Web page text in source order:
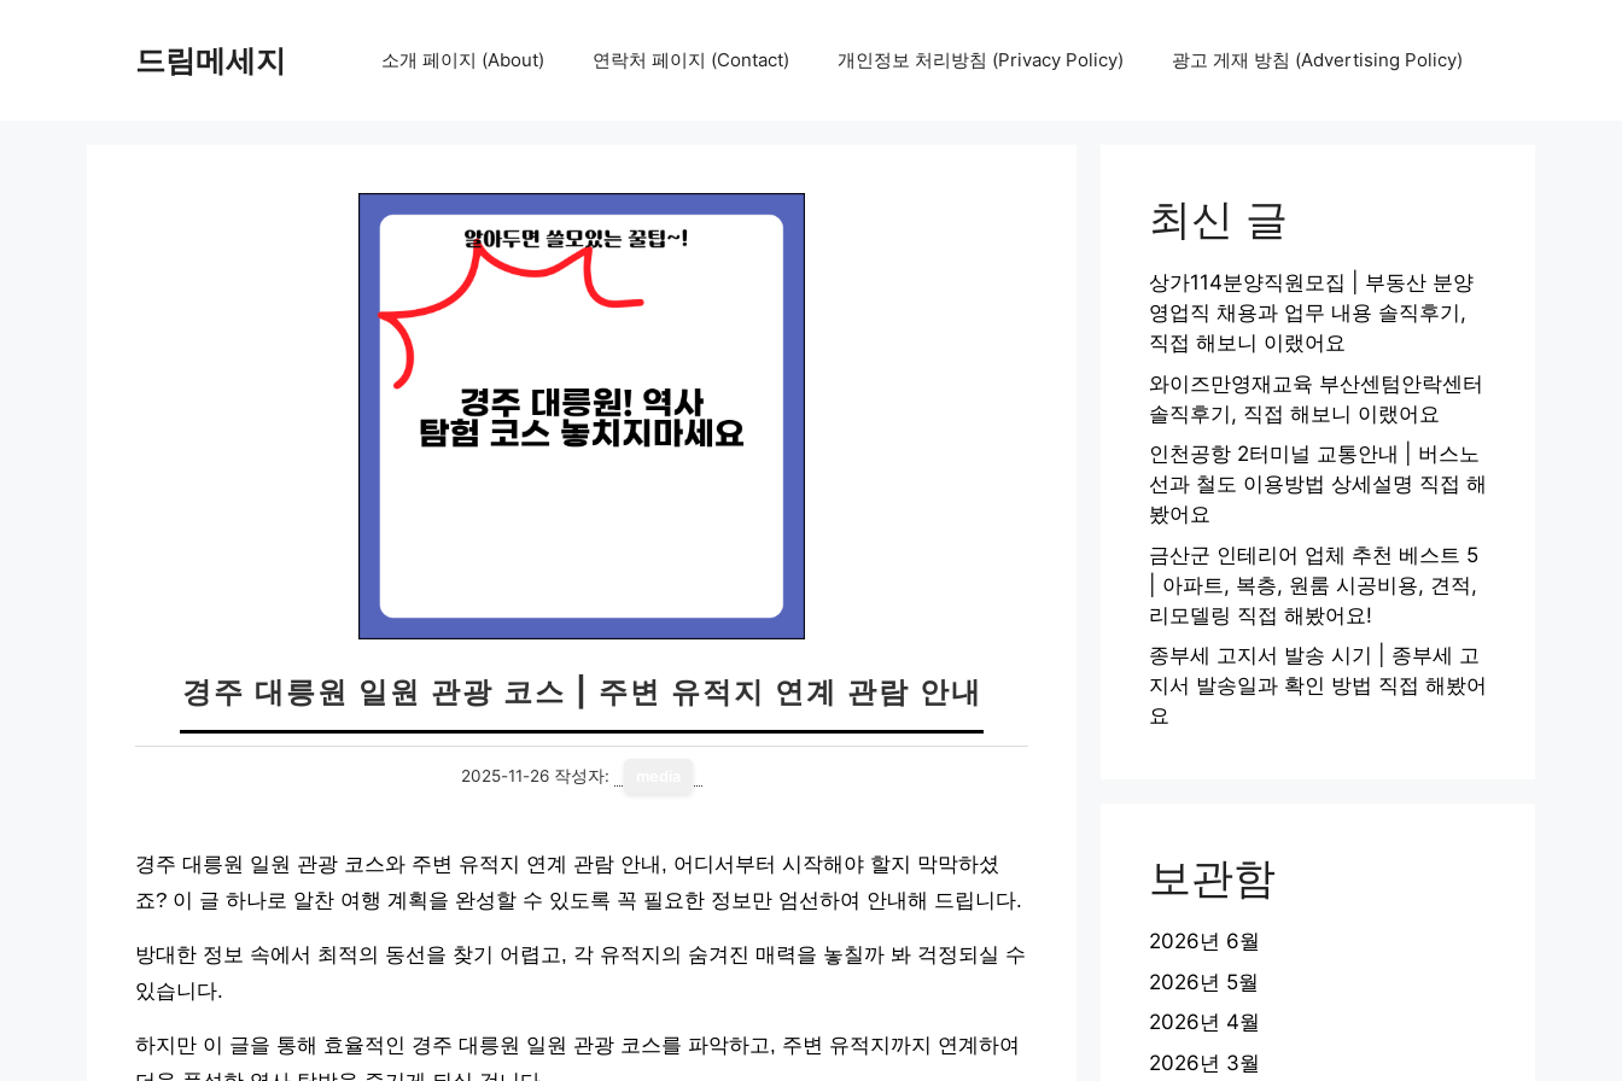
드림메세지 소개 페이지 (About) 연락처 페이지 (Contact) 개인정보 처리방침 (Privacy Policy) 광고 게재 방침 (Advertising Policy)
경주 대릉원 일원 관광 코스 | 주변 유적지 연계 관람 안내
2025-11-26 작성자:
경주 대릉원 일원 관광 코스와 주변 유적지 연계 관람 안내, 어디서부터 시작해야 할지 막막하셨
죠? 이 글 하나로 알찬 여행 계획을 완성할 수 있도록 꼭 필요한 정보만 엄선하여 안내해 드립니다.
방대한 정보 속에서 최적의 동선을 찾기 어렵고, 각 유적지의 숨겨진 매력을 놓칠까 봐 걱정되실 수
있습니다.
하지만 이 글을 통해 효율적인 경주 대릉원 일원 관광 코스를 파악하고, 주변 유적지까지 연계하여
최신 글
상가114분양직원모집 | 부동산 분양
영업직 채용과 업무 내용 솔직후기,
직접 해보니 이랬어요
와이즈만영재교육 부산센텀안락센터
솔직후기, 직접 해보니 이랬어요
인천공항 2터미널 교통안내 | 버스노
선과 철도 이용방법 상세설명 직접 해
봤어요
금산군 인테리어 업체 추천 베스트 5
| 아파트, 복층, 원룸 시공비용, 견적,
리모델링 직접 해봤어요!
종부세 고지서 발송 시기 | 종부세 고
지서 발송일과 확인 방법 직접 해봤어
요
보관함
2026년 6월
2026년 5월
2026년 4월
2026년 3월